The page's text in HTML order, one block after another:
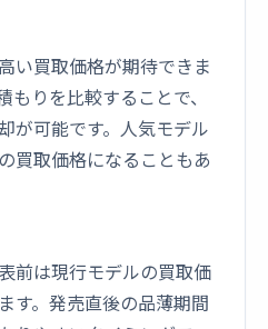
い買取価格が期待できま
りを比較することで、
が可能です。人気モデル
買取価格になることもあ
前は現行モデルの買取価
す。発売直後の品薄期間